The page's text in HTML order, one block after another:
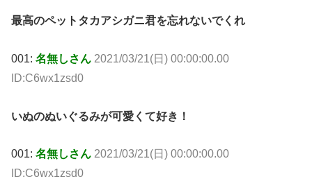
最高のペットタカアシガニ君を忘れないでくれ
001: 名無しさん 2021/03/21(日) 00:00:00.00
ID:C6wx1zsd0
いぬのぬいぐるみが可愛くて好き！
001: 名無しさん 2021/03/21(日) 00:00:00.00
ID:C6wx1zsd0